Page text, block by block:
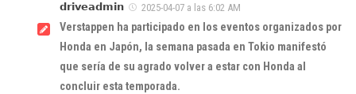
𝗱𝗿𝗶𝘃𝗲𝗮𝗱𝗺𝗶𝗻 2025-04-07 a las 6:02 AM
Verstappen ha participado en los eventos organizados por
Honda en Japón, la semana pasada en Tokio manifestó
que sería de su agrado volver a estar con Honda al
concluir esta temporada.